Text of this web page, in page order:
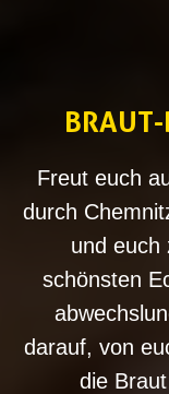
Freut euch
durch
und euch
schönsten
darauf, von
die